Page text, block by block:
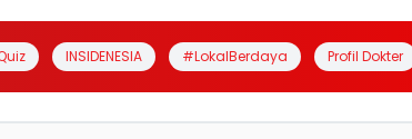
INSIDENESIA #LokalBerdaya Profil Dokter